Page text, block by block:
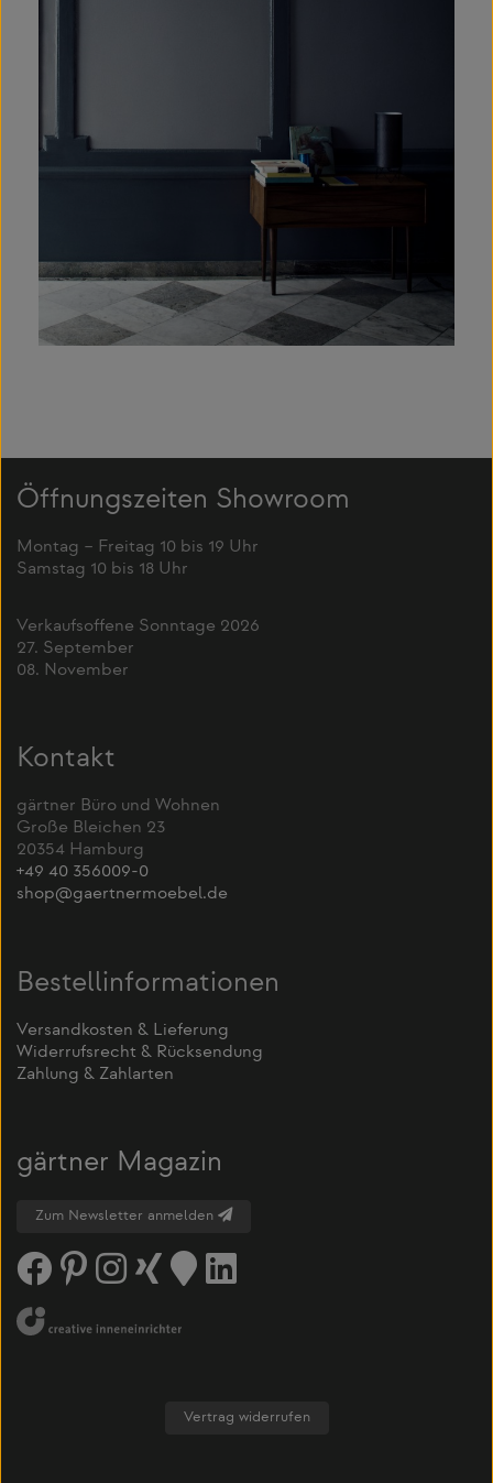
Öffnungszeiten Showroom
Montag – Freitag 10 bis 19 Uhr
Samstag 10 bis 18 Uhr
Verkaufsoffene Sonntage 2026
27. September
08. November
Kontakt
gärtner Büro und Wohnen
Große Bleichen 23
20354 Hamburg
+49 40 356009-0
shop@gaertnermoebel.de
Bestellinformationen
Versandkosten & Lieferung
Widerrufsrecht & Rücksendung
Zahlung & Zahlarten
gärtner Magazin
Zum Newsletter anmelden
Vertrag widerrufen